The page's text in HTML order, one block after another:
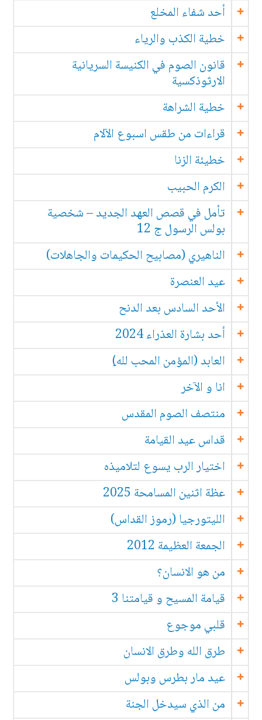
أحد شفاء المخلع
خطية الكذب والرياء
قانون الصوم في الكنيسة السريانية
الارثوذكسية
خطية الشراهة
قراءات من طقس اسبوع الآلام
خطيئة الزنا
الكرم الحبيب
تأمل في قصص العهد الجديد – شخصية
بولس الرسول ج 12
الناهيري (مصابيح الحكيمات والجاهلات)
عيد العنصرة
الأحد السادس بعد الدنح
أحد بشارة العذراء 2024
العابد (المؤمن المحب لله)ِ
انا و الآخر
منتصف الصوم المقدس
قداس عيد القيامة
اختيار الرب يسوع لتلاميذه
عظة اثنين المسامحة 2025
الليتورجيا (رموز القداس)
الجمعة العظيمة 2012
من هو الانسان؟
قيامة المسيح و قيامتنا 3
قلبي موجوع
طرق الله وطرق الانسان
عيد مار بطرس وبولس
من الذي سيدخل الجنة